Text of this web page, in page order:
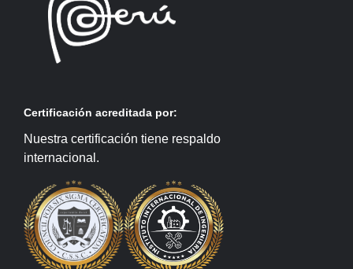
Certificación acreditada por:
Nuestra certificación tiene respaldo
internacional.